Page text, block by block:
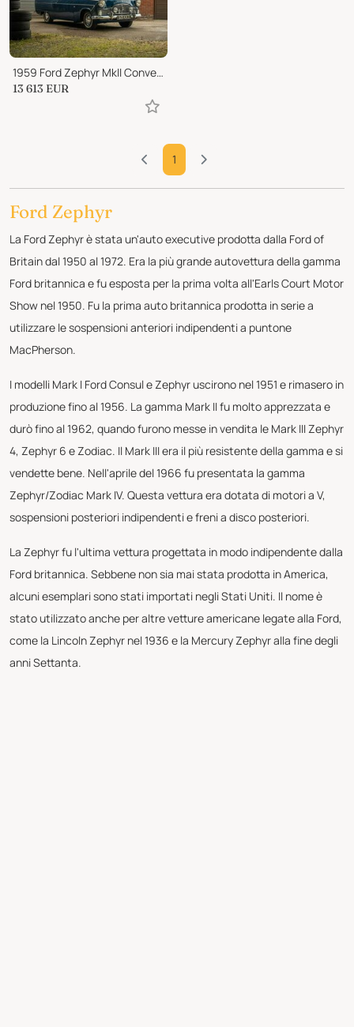
1959 Ford Zephyr MkII Convertible
13 613 EUR
1
Ford Zephyr
La Ford Zephyr è stata un'auto executive prodotta dalla Ford of
Britain dal 1950 al 1972. Era la più grande autovettura della gamma
Ford britannica e fu esposta per la prima volta all'Earls Court Motor
Show nel 1950. Fu la prima auto britannica prodotta in serie a
utilizzare le sospensioni anteriori indipendenti a puntone
MacPherson.
I modelli Mark I Ford Consul e Zephyr uscirono nel 1951 e rimasero in
produzione fino al 1956. La gamma Mark II fu molto apprezzata e
durò fino al 1962, quando furono messe in vendita le Mark III Zephyr
4, Zephyr 6 e Zodiac. Il Mark III era il più resistente della gamma e si
vendette bene. Nell'aprile del 1966 fu presentata la gamma
Zephyr/Zodiac Mark IV. Questa vettura era dotata di motori a V,
sospensioni posteriori indipendenti e freni a disco posteriori.
La Zephyr fu l'ultima vettura progettata in modo indipendente dalla
Ford britannica. Sebbene non sia mai stata prodotta in America,
alcuni esemplari sono stati importati negli Stati Uniti. Il nome è
stato utilizzato anche per altre vetture americane legate alla Ford,
come la Lincoln Zephyr nel 1936 e la Mercury Zephyr alla fine degli
anni Settanta.